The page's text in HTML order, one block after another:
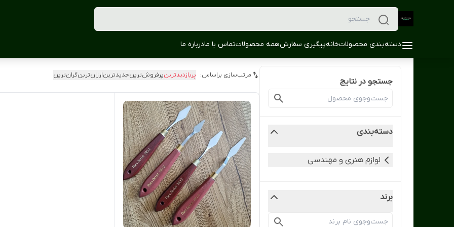
دسته‌بندی محصولاتخانهپیگیری سفارشهمه محصولاتتماس با مادرباره ما
جستجو در نتایج
دسته‌بندی
لوازم هنری و مهندسی
برند
مرتب‌سازی براساس: پربازدیدترینپرفروش‌ترینجدیدترینارزان‌ترینگران‌ترین